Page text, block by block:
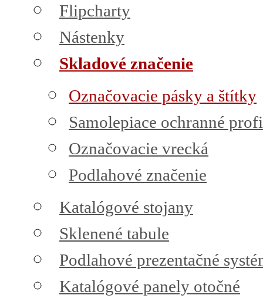
Flipcharty
Nástenky
Skladové značenie
Označovacie pásky a štítky
Samolepiace ochranné
Označovacie vrecká
Podlahové značenie
Katalógové stojany
Sklenené tabule
Podlahové prezentačné
Katalógové panely otočné